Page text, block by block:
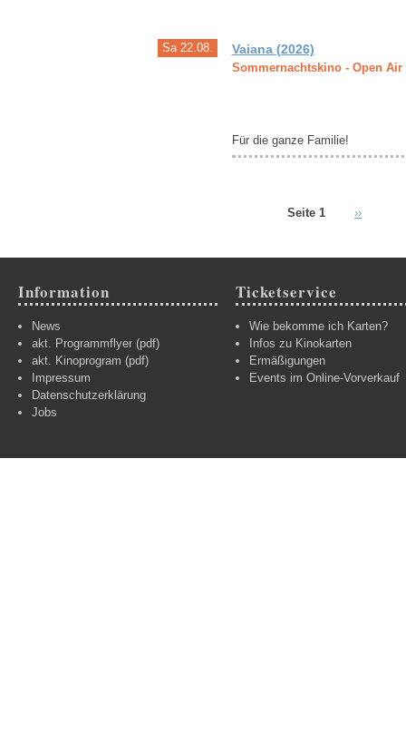
Sa 22.08. Vaiana (2026)
Sommernachtskino - Open Air
Für die ganze Familie!
Seite 1 ››
Information
News
akt. Programmflyer (pdf)
akt. Kinoprogram (pdf)
Impressum
Datenschutzerklärung
Jobs
Ticketservice
Wie bekomme ich Karten?
Infos zu Kinokarten
Ermäßigungen
Events im Online-Vorverkauf